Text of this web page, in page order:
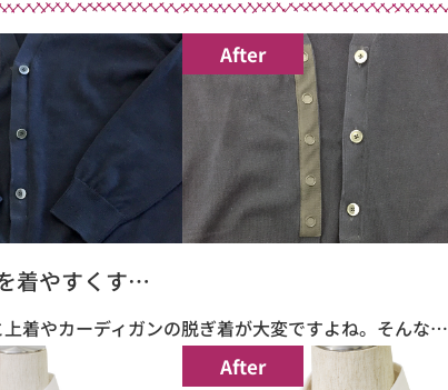
After
着やすくす…
着やカーディガンの脱ぎ着が大変ですよね。そんな…
After